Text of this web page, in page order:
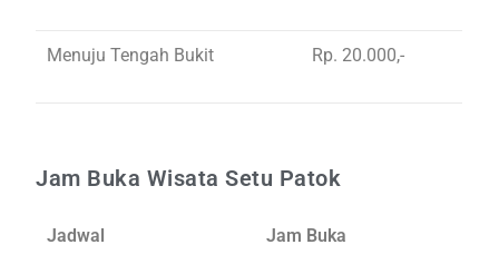
Menuju Tengah Bukit Rp. 20.000,-
Jam Buka Wisata Setu Patok
Jadwal Jam Buka